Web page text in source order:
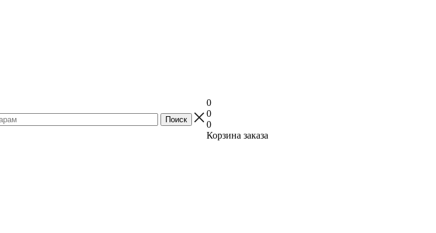
0
0
0
Корзина заказа